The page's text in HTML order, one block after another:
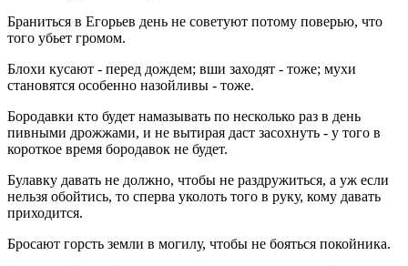
Браниться в Егорьев день не советуют потому поверью, что
того убьет громом.
Блохи кусают - перед дождем; вши заходят - тоже; мухи
становятся особенно назойливы - тоже.
Бородавки кто будет намазывать по несколько раз в день
пивными дрожжами, и не вытирая даст засохнуть - у того в
короткое время бородавок не будет.
Булавку давать не должно, чтобы не раздружиться, а уж если
нельзя обойтись, то сперва уколоть того в руку, кому давать
приходится.
Бросают горсть земли в могилу, чтобы не бояться покойника.